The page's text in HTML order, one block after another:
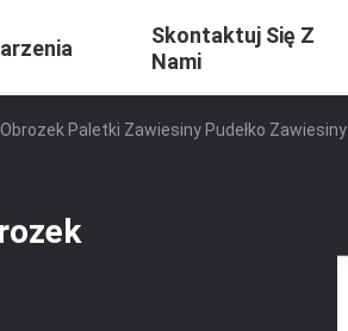
Skontaktuj Się Z
Nami
Paletki Zawiesiny Pudełko Zawiesiny